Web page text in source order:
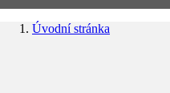
Úvodní stránka